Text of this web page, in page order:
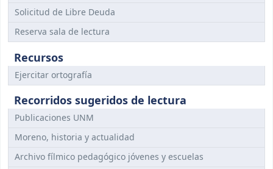
Solicitud de Libre Deuda
Reserva sala de lectura
Recursos
Ejercitar ortografía
Recorridos sugeridos de lectura
Publicaciones UNM
Moreno, historia y actualidad
Archivo fílmico pedagógico jóvenes y escuelas